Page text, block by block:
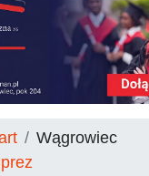
Wągrowiec